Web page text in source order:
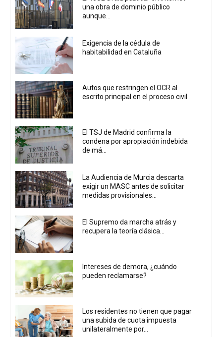
una obra de dominio público
aunque...
Exigencia de la cédula de
habitabilidad en Cataluña
Autos que restringen el OCR al
escrito principal en el proceso civil
El TSJ de Madrid confirma la
condena por apropiación indebida
de má...
La Audiencia de Murcia descarta
exigir un MASC antes de solicitar
medidas provisionales...
El Supremo da marcha atrás y
recupera la teoría clásica...
Intereses de demora, ¿cuándo
pueden reclamarse?
Los residentes no tienen que pagar
una subida de cuota impuesta
unilateralmente por...